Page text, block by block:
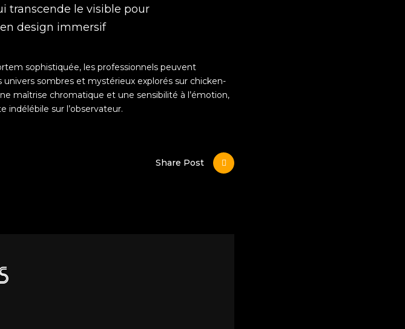
transcende le visible pour
design immersif
sophistiquée, les professionnels peuvent
univers sombres et mystérieux explorés sur chicken-
maîtrise chromatique et une sensibilité à l’émotion,
indélébile sur l’observateur.
Share Post